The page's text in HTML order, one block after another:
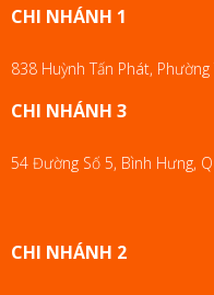
CHI NHÁNH 1
838 Huỳnh Tấn Phát,
CHI NHÁNH 3
54 Đường Số 5, Bình Hưng,
CHI NHÁNH 2